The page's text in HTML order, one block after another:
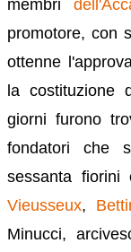
membri
promotore, con
ottenne
la costituzione
giorni furono
fondatori che
sessanta fiorini
Vieusseux,
Minucci,